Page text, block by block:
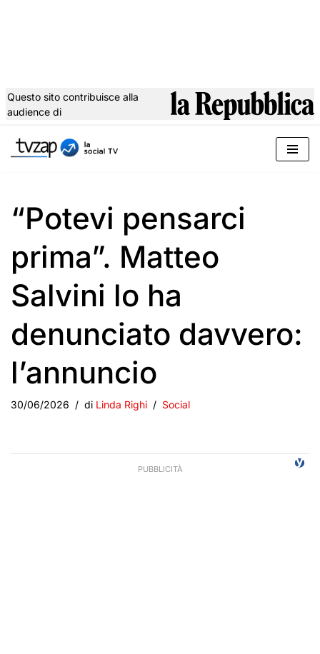
al
Questo sito contribuisce alla
audience di
“Potevi pensarci
prima”. Matteo
Salvini lo ha
denunciato davvero:
l’annuncio
30/06/2026 di Linda Righi Social